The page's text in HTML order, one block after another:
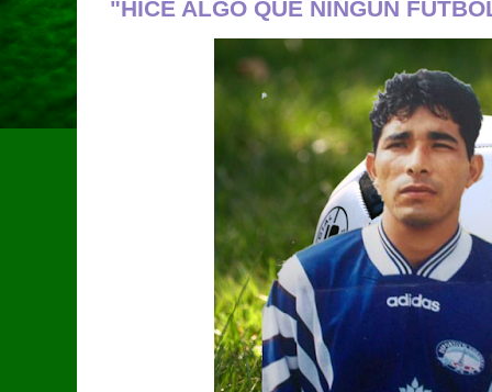
"HICE ALGO QUE NINGUN